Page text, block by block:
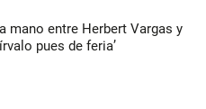
mano entre Herbert Vargas y
pues de feria’